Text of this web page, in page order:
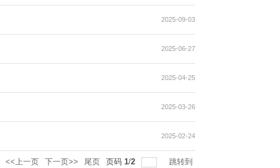
2025-09-03
2025-06-27
2025-04-25
2025-03-26
2025-02-24
<<上一页 下一页>> 尾页 页码 1/2 跳转到